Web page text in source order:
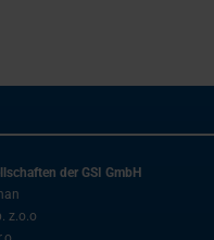
der GSI GmbH
z.o.o